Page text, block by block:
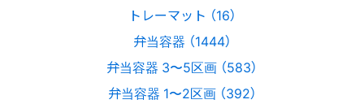
トレーマット （16）
弁当容器 （1444）
弁当容器 3〜5区画 （583）
弁当容器 1〜2区画 （392）